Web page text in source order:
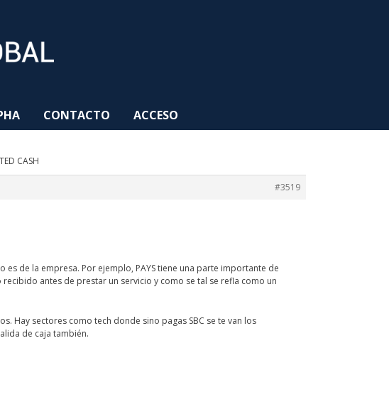
CONTACTO ACCESO
CASH
#3519
de la empresa. Por ejemplo, PAYS tiene una parte importante de
antes de prestar un servicio y como se tal se refla como un
Hay sectores como tech donde sino pagas SBC se te van los
de caja también.